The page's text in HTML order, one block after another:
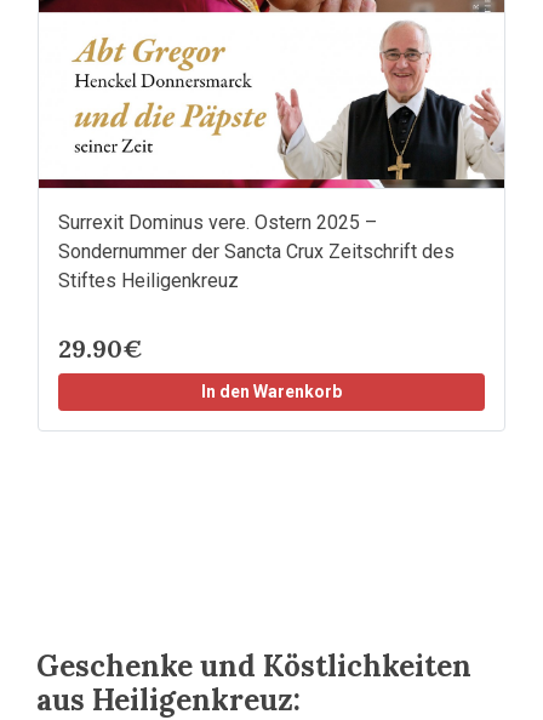
Surrexit Dominus vere. Ostern 2025 –
Sondernummer der Sancta Crux Zeitschrift des
Stiftes Heiligenkreuz
29.90€
In den Warenkorb
Geschenke und Köstlichkeiten
aus Heiligenkreuz: